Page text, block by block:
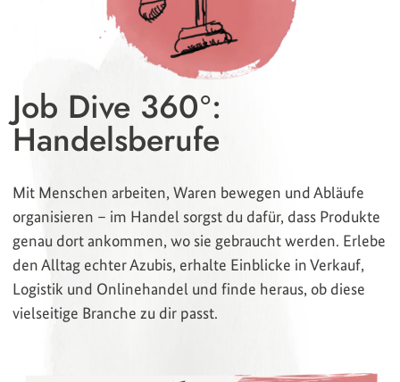
Job Dive 360°:
Handelsberufe
Mit Menschen arbeiten, Waren bewegen und Abläufe
organisieren – im Handel sorgst du dafür, dass Produkte
genau dort ankommen, wo sie gebraucht werden. Erlebe
den Alltag echter Azubis, erhalte Einblicke in Verkauf,
Logistik und Onlinehandel und finde heraus, ob diese
vielseitige Branche zu dir passt.